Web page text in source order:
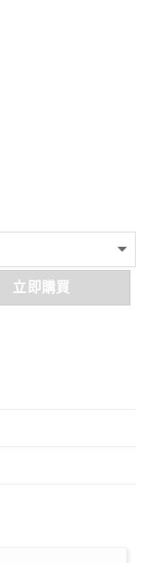
立即購買